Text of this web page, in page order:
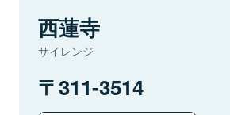
西蓮寺
サイレンジ
311-3514